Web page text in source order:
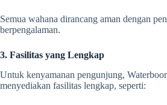
Semua wahana dirancang aman dengan
berpengalaman.
3. Fasilitas yang Lengkap
Untuk kenyamanan pengunjung,
menyediakan fasilitas lengkap, seperti: